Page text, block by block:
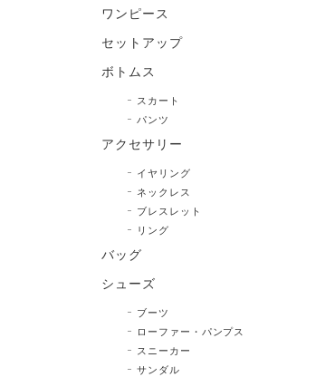
ワンピース
セットアップ
ボトムス
スカート
パンツ
アクセサリー
イヤリング
ネックレス
ブレスレット
リング
バッグ
シューズ
ブーツ
ローファー・パンプス
スニーカー
サンダル